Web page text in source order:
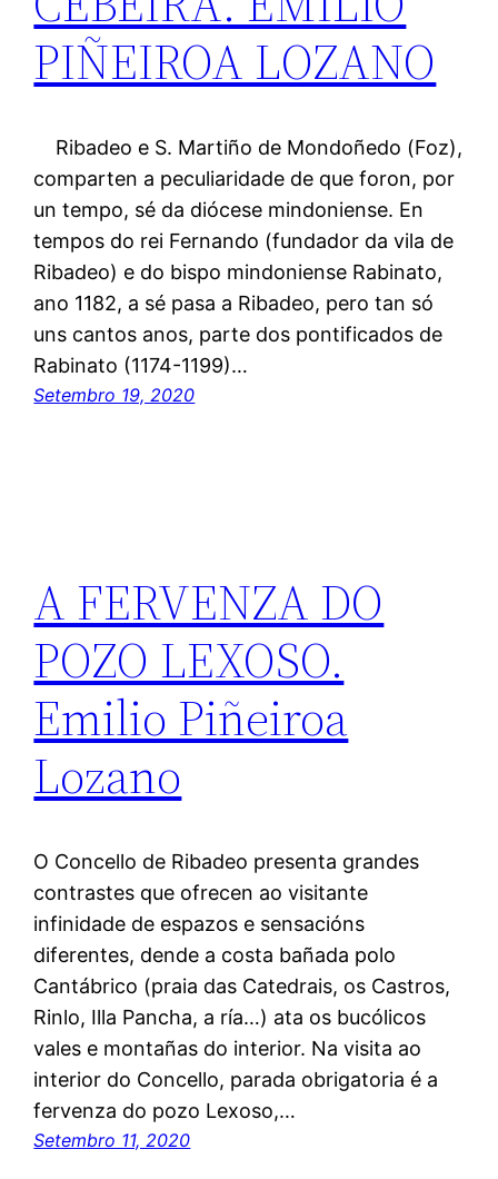
PIÑEIROA LOZANO
Ribadeo e S. Martiño de Mondoñedo (Foz),
comparten a peculiaridade de que foron, por
un tempo, sé da diócese mindoniense. En
tempos do rei Fernando (fundador da vila de
Ribadeo) e do bispo mindoniense Rabinato,
ano 1182, a sé pasa a Ribadeo, pero tan só
uns cantos anos, parte dos pontificados de
Rabinato (1174-1199)…
Setembro 19, 2020
A FERVENZA DO
POZO LEXOSO.
Emilio Piñeiroa
Lozano
O Concello de Ribadeo presenta grandes
contrastes que ofrecen ao visitante
infinidade de espazos e sensacións
diferentes, dende a costa bañada polo
Cantábrico (praia das Catedrais, os Castros,
Rinlo, Illa Pancha, a ría…) ata os bucólicos
vales e montañas do interior. Na visita ao
interior do Concello, parada obrigatoria é a
fervenza do pozo Lexoso,…
Setembro 11, 2020